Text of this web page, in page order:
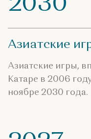
Азиатские
Азиатские игры,
Катаре в 2006
ноябре 2030 года.